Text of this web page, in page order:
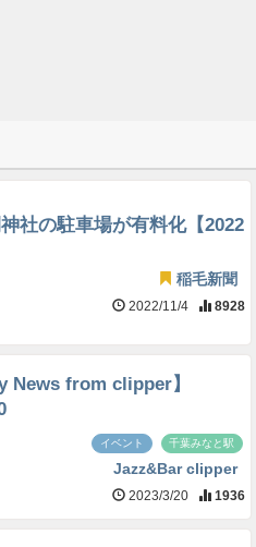
社の駐車場が有料化【2022
稲毛新聞
2022/11/4 8928
News from clipper】
イベント 千葉みなと駅
Jazz&Bar clipper
2023/3/20 1936